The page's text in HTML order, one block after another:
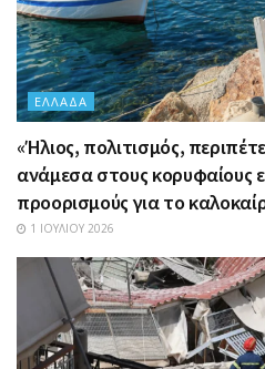
ΕΛΛΆΔΑ
«Ήλιος, πολιτισμός,
ανάμεσα στους κορυφαίους
προορισμούς για το
1 ΙΟΥΛΊΟΥ 2026